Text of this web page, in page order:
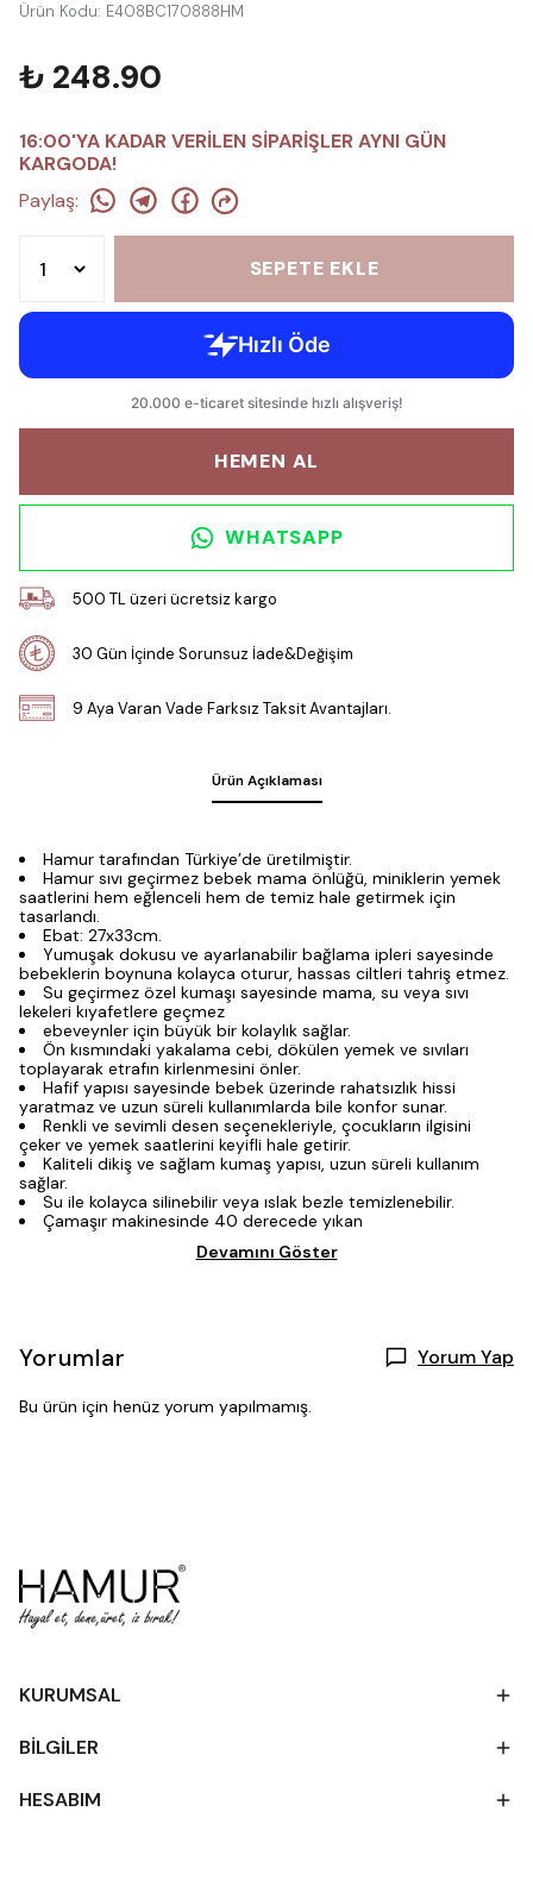
Ürün Kodu: E408BC170888HM
₺ 248.90
16:00'YA KADAR VERİLEN SİPARİŞLER AYNI GÜN
KARGODA!
Paylaş:
SEPETE EKLE
HEMEN AL
WHATSAPP
500 TL üzeri ücretsiz kargo
30 Gün İçinde Sorunsuz İade&Değişim
9 Aya Varan Vade Farksız Taksit Avantajları.
Ürün Açıklaması
Hamur tarafından Türkiye’de üretilmiştir.
Hamur sıvı geçirmez bebek mama önlüğü, miniklerin yemek
saatlerini hem eğlenceli hem de temiz hale getirmek için
tasarlandı.
Ebat: 27x33cm.
Yumuşak dokusu ve ayarlanabilir bağlama ipleri sayesinde
bebeklerin boynuna kolayca oturur, hassas ciltleri tahriş etmez.
Su geçirmez özel kumaşı sayesinde mama, su veya sıvı
lekeleri kıyafetlere geçmez
ebeveynler için büyük bir kolaylık sağlar.
Ön kısmındaki yakalama cebi, dökülen yemek ve sıvıları
toplayarak etrafın kirlenmesini önler.
Hafif yapısı sayesinde bebek üzerinde rahatsızlık hissi
yaratmaz ve uzun süreli kullanımlarda bile konfor sunar.
Renkli ve sevimli desen seçenekleriyle, çocukların ilgisini
çeker ve yemek saatlerini keyifli hale getirir.
Kaliteli dikiş ve sağlam kumaş yapısı, uzun süreli kullanım
sağlar.
Su ile kolayca silinebilir veya ıslak bezle temizlenebilir.
Çamaşır makinesinde 40 derecede yıkan
Devamını Göster
Yorumlar Yorum Yap
Bu ürün için henüz yorum yapılmamış.
KURUMSAL
BİLGİLER
HESABIM